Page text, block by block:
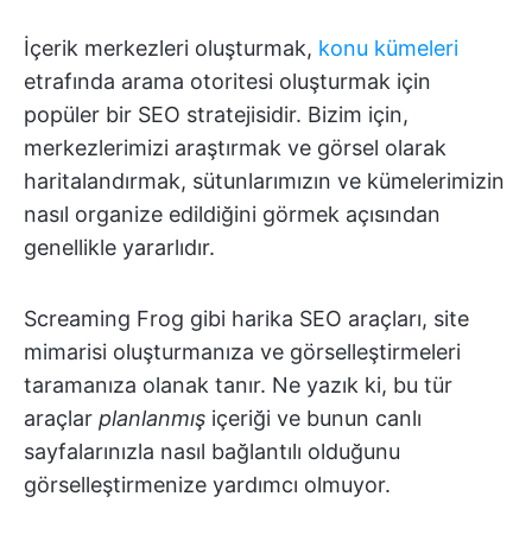
İçerik merkezleri oluşturmak, konu kümeleri
etrafında arama otoritesi oluşturmak için
popüler bir SEO stratejisidir. Bizim için,
merkezlerimizi araştırmak ve görsel olarak
haritalandırmak, sütunlarımızın ve kümelerimizin
nasıl organize edildiğini görmek açısından
genellikle yararlıdır.
Screaming Frog gibi harika SEO araçları, site
mimarisi oluşturmanıza ve görselleştirmeleri
taramanıza olanak tanır. Ne yazık ki, bu tür
araçlar planlanmış içeriği ve bunun canlı
sayfalarınızla nasıl bağlantılı olduğunu
görselleştirmenize yardımcı olmuyor.